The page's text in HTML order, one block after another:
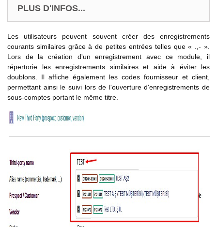
PLUS D'INFOS...
Les utilisateurs peuvent souvent créer des enregistrements
courants similaires grâce à de petites entrées telles que « .,- ».
Lors de la création d'un enregistrement avec ce module, il
répertorie les enregistrements similaires et aide à éviter les
doublons. Il affiche également les codes fournisseur et client,
permettant ainsi le suivi lors de l'ouverture d'enregistrements de
sous-comptes portant le même titre.